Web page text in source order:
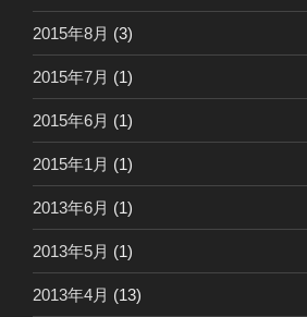
2015年8月 (3)
2015年7月 (1)
2015年6月 (1)
2015年1月 (1)
2013年6月 (1)
2013年5月 (1)
2013年4月 (13)